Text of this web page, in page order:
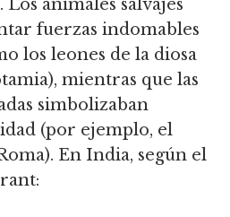
Los animales salvajes
fuerzas indomables
los leones de la diosa
mientras que las
simbolizaban
(por ejemplo, el
En India, según el